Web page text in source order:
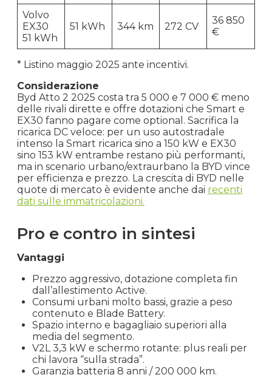
Volvo
EX30
51 kWh
51 kWh 344 km 272 CV
36 850
€
* Listino maggio 2025 ante incentivi.
Considerazione
Byd Atto 2 2025 costa tra 5 000 e 7 000 € meno
delle rivali dirette e offre dotazioni che Smart e
EX30 fanno pagare come optional. Sacrifica la
ricarica DC veloce: per un uso autostradale
intenso la Smart ricarica sino a 150 kW e EX30
sino 153 kW entrambe restano più performanti,
ma in scenario urbano/extraurbano la BYD vince
per efficienza e prezzo. La crescita di BYD nelle
quote di mercato è evidente anche dai recenti
dati sulle immatricolazioni.
Pro e contro in sintesi
Vantaggi
Prezzo aggressivo, dotazione completa fin
dall’allestimento Active.
Consumi urbani molto bassi, grazie a peso
contenuto e Blade Battery.
Spazio interno e bagagliaio superiori alla
media del segmento.
V2L 3,3 kW e schermo rotante: plus reali per
chi lavora “sulla strada”.
Garanzia batteria 8 anni / 200 000 km.